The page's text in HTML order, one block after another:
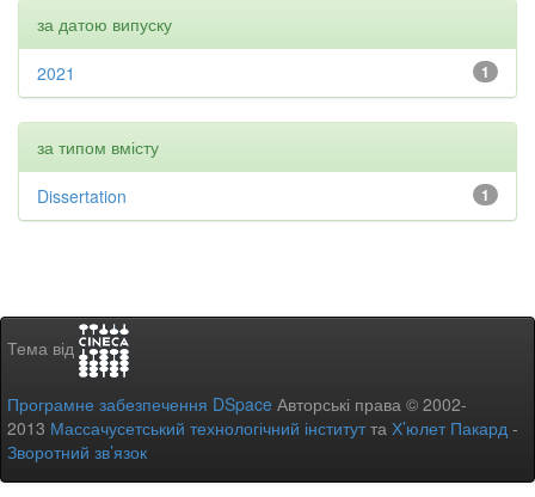
за датою випуску
1
2021
за типом вмісту
1
Dissertation
Тема від
Програмне забезпечення DSpace Авторські права © 2002-
2013 Массачусетський технологічний інститутта Х’юлет Пакард -
Зворотний зв’язок